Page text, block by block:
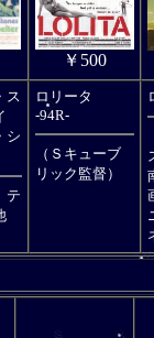
￥500
ス
シ
テ
ロリータ
-94R-
（Ｓキューブ
リック監督）